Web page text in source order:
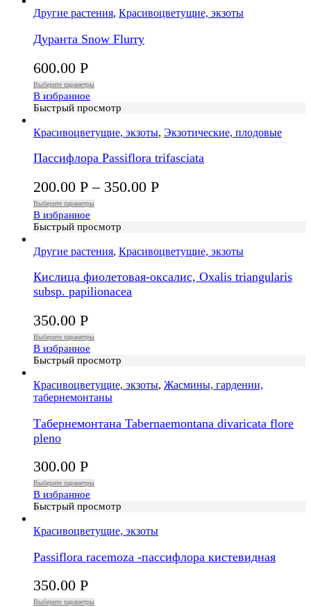
Другие растения, Красивоцветущие, экзоты
Дуранта Snow Flurry
600.00 Р
Выберите параметры
В избранное
Быстрый просмотр
Красивоцветущие, экзоты, Экзотические, плодовые
Пассифлора Passiflora trifasciata
200.00 Р – 350.00 Р
Выберите параметры
В избранное
Быстрый просмотр
Другие растения, Красивоцветущие, экзоты
Кислица фиолетовая-оксалис, Oxalis triangularis
subsp. papilionacea
350.00 Р
Выберите параметры
В избранное
Быстрый просмотр
Красивоцветущие, экзоты, Жасмины, гардении,
табернемонтаны
Табернемонтана Tabernaemontana divaricata flore
pleno
300.00 Р
Выберите параметры
В избранное
Быстрый просмотр
Красивоцветущие, экзоты
Passiflora racemoza -пассифлора кистевидная
350.00 Р
Выберите параметры